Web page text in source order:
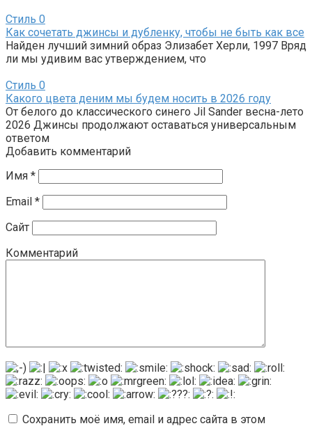
Стиль 0
Как сочетать джинсы и дубленку, чтобы не быть как все
Найден лучший зимний образ Элизабет Херли, 1997 Вряд
ли мы удивим вас утверждением, что
Стиль 0
Какого цвета деним мы будем носить в 2026 году
От белого до классического синего Jil Sander весна-лето
2026 Джинсы продолжают оставаться универсальным
ответом
Добавить комментарий
Имя *
Email *
Сайт
Комментарий
Сохранить моё имя, email и адрес сайта в этом